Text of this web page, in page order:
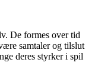
De formes over tid
samtaler og tilslut
deres styrker i spil